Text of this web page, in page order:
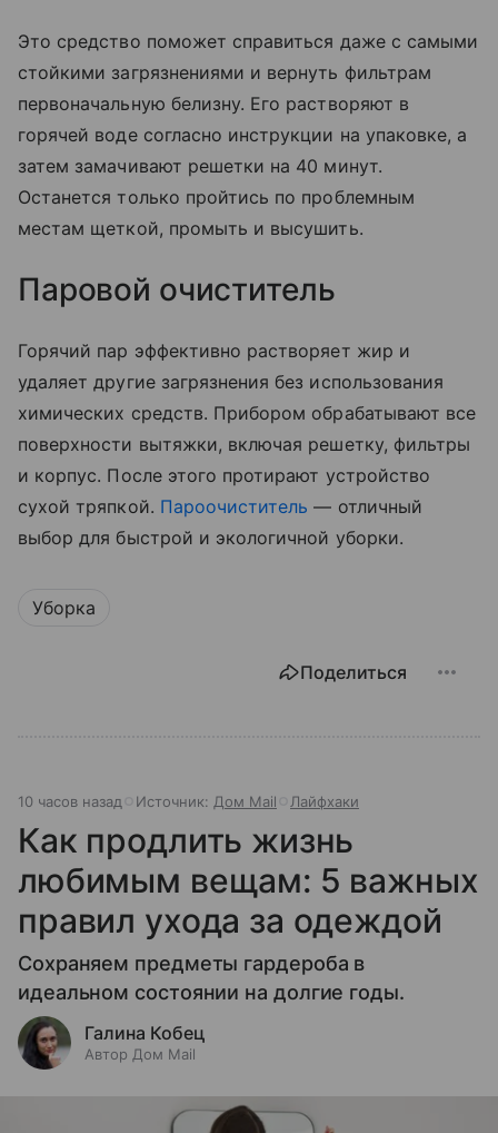
Это средство поможет справиться даже с самыми
стойкими загрязнениями и вернуть фильтрам
первоначальную белизну. Его растворяют в
горячей воде согласно инструкции на упаковке, а
затем замачивают решетки на 40 минут.
Останется только пройтись по проблемным
местам щеткой, промыть и высушить.
Паровой очиститель
Горячий пар эффективно растворяет жир и
удаляет другие загрязнения без использования
химических средств. Прибором обрабатывают все
поверхности вытяжки, включая решетку, фильтры
и корпус. После этого протирают устройство
сухой тряпкой. Пароочиститель — отличный
выбор для быстрой и экологичной уборки.
Уборка
Поделиться
10 часов назад Источник: Дом Mail Лайфхаки
Как продлить жизнь
любимым вещам: 5 важных
правил ухода за одеждой
Сохраняем предметы гардероба в
идеальном состоянии на долгие годы.
Галина Кобец
Автор Дом Mail